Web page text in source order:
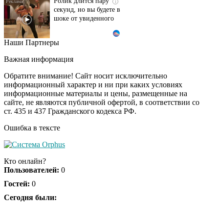
секунд, но вы будете в
шоке от увиденного
Ролик из Омска: вы
i
Королева вагона
отожгла! Видео не
оставит равнодушным
Наши Партнеры
Важная информация
Обратите внимание! Сайт носит исключительно
информационный характер и ни при каких условиях
информационные материалы и цены, размещенные на
сайте, не являются публичной офертой, в соответствии со
ст. 435 и 437 Гражданского кодекса РФ.
Ошибка в тексте
Кто онлайн?
Пользователей: 0
Гостей: 0
Сегодня были: